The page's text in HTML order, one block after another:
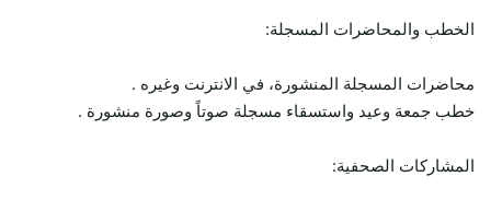
الخطب والمحاضرات المسجلة:
محاضرات المسجلة المنشورة، في الانترنت وغيره .
خطب جمعة وعيد واستسقاء مسجلة صوتاً وصورة منشورة .
المشاركات الصحفية: